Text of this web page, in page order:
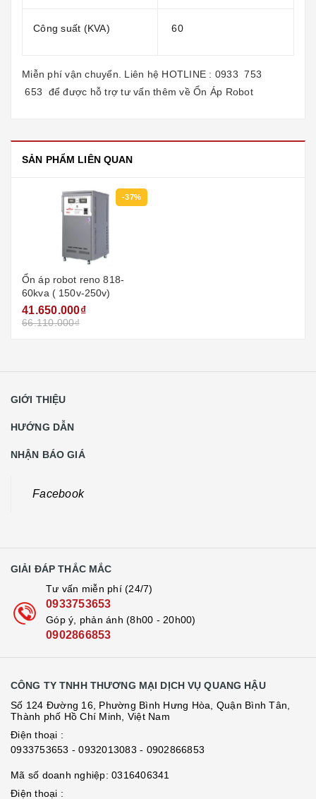
Công suất (KVA) 60
Miễn phí vận chuyển. Liên hệ HOTLINE : 0933 753
653
để được hỗ trợ tư vấn thêm về Ổn Áp Robot
SẢN PHẨM LIÊN QUAN
-37%
Ổn áp robot reno 818-
60kva ( 150v-250v)
41.650.000₫
66.110.000₫
GIỚI THIỆU
HƯỚNG DẪN
NHẬN BÁO GIÁ
Facebook
GIẢI ĐÁP THẮC MẮC
Tư vấn miễn phí (24/7)
0933753653
Góp ý, phản ánh (8h00 - 20h00)
0902866853
CÔNG TY TNHH THƯƠNG MẠI DỊCH VỤ QUANG HẬU
Số 124 Đường 16, Phường Bình Hưng Hòa, Quận Bình Tân,
Thành phố Hồ Chí Minh, Việt Nam
Điện thoại :
0933753653 - 0932013083 - 0902866853
Mã số doanh nghiệp: 0316406341
Điện thoại :